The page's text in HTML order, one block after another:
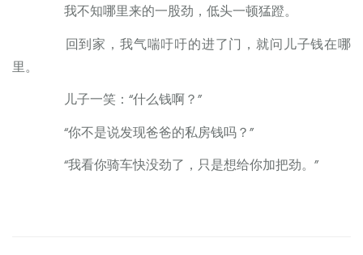
我不知哪里来的一股劲，低头一顿猛蹬。
回到家，我气喘吁吁的进了门，就问儿子钱在哪
里。
儿子一笑：“什么钱啊？”
“你不是说发现爸爸的私房钱吗？”
“我看你骑车快没劲了，只是想给你加把劲。”